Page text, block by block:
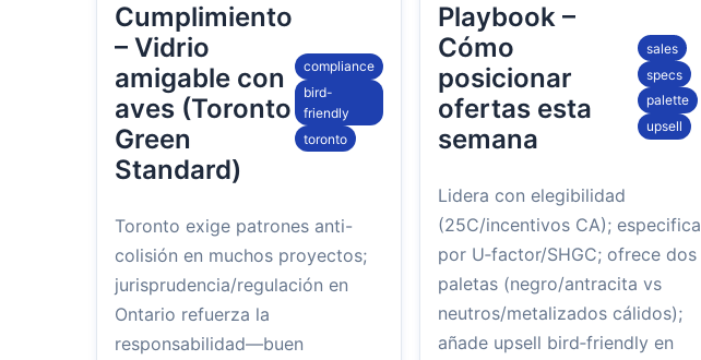
Cumplimiento
– Vidrio
amigable con
aves (Toronto
Green
Standard)
compliance
bird-
friendly
toronto
Toronto exige patrones anti-
colisión en muchos proyectos;
jurisprudencia/regulación en
Ontario refuerza la
responsabilidad—buen
Playbook –
Cómo
posicionar
ofertas esta
semana
sales
specs
palette
upsell
Lidera con elegibilidad
(25C/incentivos CA); especifica
por U‑factor/SHGC; ofrece dos
paletas (negro/antracita vs
neutros/metalizados cálidos);
añade upsell bird‑friendly en